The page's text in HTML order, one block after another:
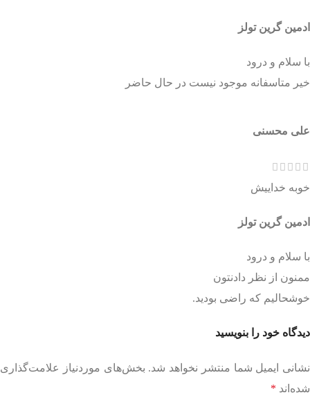
ادمین گرین تولز
با سلام و درود
خیر متاسفانه موجود نیست در حال حاضر
علی محسنی
خوبه خداییش
ادمین گرین تولز
با سلام و درود
ممنون از نظر دادنتون
خوشحالیم که راضی بودید.
دیدگاه خود را بنویسید
نشانی ایمیل شما منتشر نخواهد شد. بخش‌های موردنیاز علامت‌گذاری
شده‌اند *